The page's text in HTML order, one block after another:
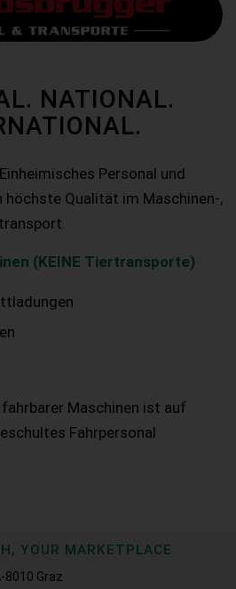
NATIONAL.
Personal und
höchste Qualität im Maschinen-,
(KEINE Tiertransporte)
Maschinen ist auf
Fahrpersonal
YOUR MARKETPLACE
Graz